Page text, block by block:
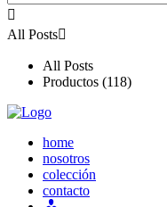
All Posts
All Posts
Productos (118)
home
nosotros
colección
contacto